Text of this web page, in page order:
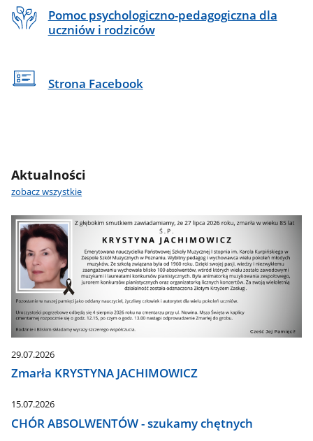
Pomoc psychologiczno-pedagogiczna dla
uczniów i rodziców
Strona Facebook
Aktualności
zobacz wszystkie
29.07.2026
Zmarła KRYSTYNA JACHIMOWICZ
15.07.2026
CHÓR ABSOLWENTÓW - szukamy chętnych